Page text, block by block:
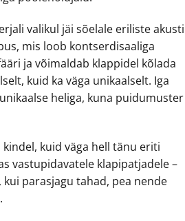
valikul jäi sõelale eriliste
mis loob kontserdisaaliga
ja võimaldab klappidel kõlada
kuid ka väga unikaalselt. Iga
heliga, kuna
kuid väga hell tänu eriti
vastupidavatele klapipatjadele –
kui parasjagu tahad, pea nende